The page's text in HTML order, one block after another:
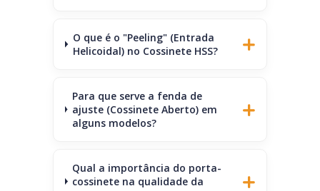
O que é o "Peeling" (Entrada
Helicoidal) no Cossinete HSS?
Para que serve a fenda de
ajuste (Cossinete Aberto) em
alguns modelos?
Qual a importância do porta-
cossinete na qualidade da